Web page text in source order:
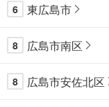
6 東広島市
8 広島市南区
8 広島市安佐北区